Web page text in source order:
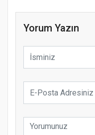
Yorum Yazın